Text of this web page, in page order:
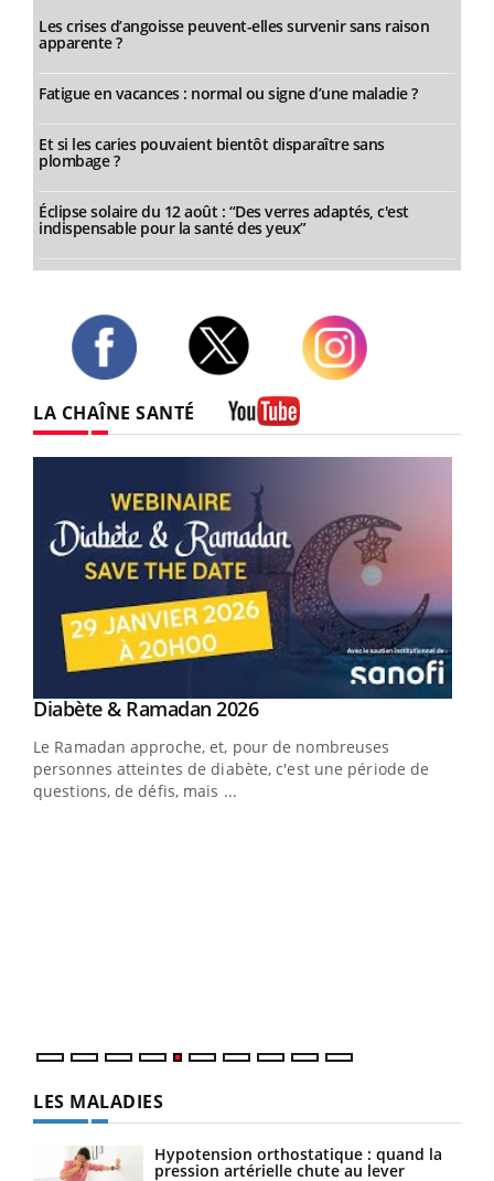
Les crises d’angoisse peuvent-elles survenir sans raison
apparente ?
Fatigue en vacances : normal ou signe d’une maladie ?
Et si les caries pouvaient bientôt disparaître sans
plombage ?
Éclipse solaire du 12 août : “Des verres adaptés, c'est
indispensable pour la santé des yeux”